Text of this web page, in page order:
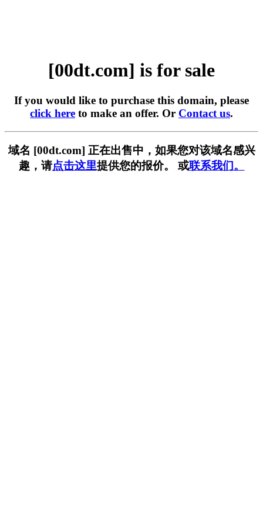
[00dt.com] is for sale
If you would like to purchase this domain, please
click here to make an offer. Or Contact us.
域名 [00dt.com] 正在出售中，如果您对该域名感兴
趣，请点击这里提供您的报价。 或联系我们。